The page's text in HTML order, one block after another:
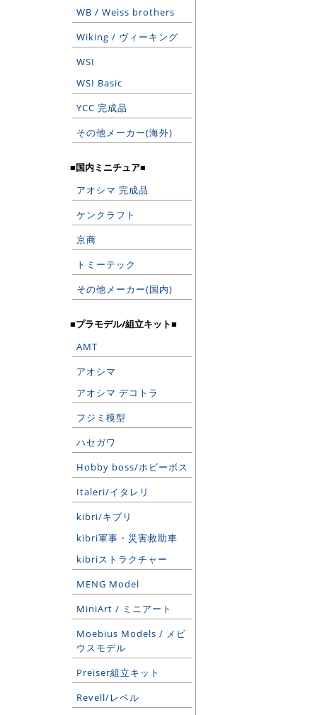
WB / Weiss brothers
Wiking / ヴィーキング
WSI
WSI Basic
YCC 完成品
その他メーカー(海外)
■国内ミニチュア■
アオシマ 完成品
ケンクラフト
京商
トミーテック
その他メーカー(国内)
■プラモデル/組立キット■
AMT
アオシマ
アオシマ デコトラ
フジミ模型
ハセガワ
Hobby boss/ホビーボス
Italeri/イタレリ
kibri/キブリ
kibri軍事・災害救助車
kibriストラクチャー
MENG Model
MiniArt / ミニアート
Moebius Models / メビ
ウスモデル
Preiser組立キット
Revell/レベル